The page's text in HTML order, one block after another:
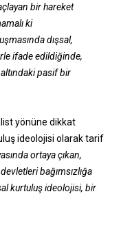
bir hareket
ki
dışsal,
ifade edildiğinde,
pasif bir
yönüne dikkat
ideolojisi olarak tarif
ortaya çıkan,
bağımsızlığa
kurtuluş ideolojisi, bir